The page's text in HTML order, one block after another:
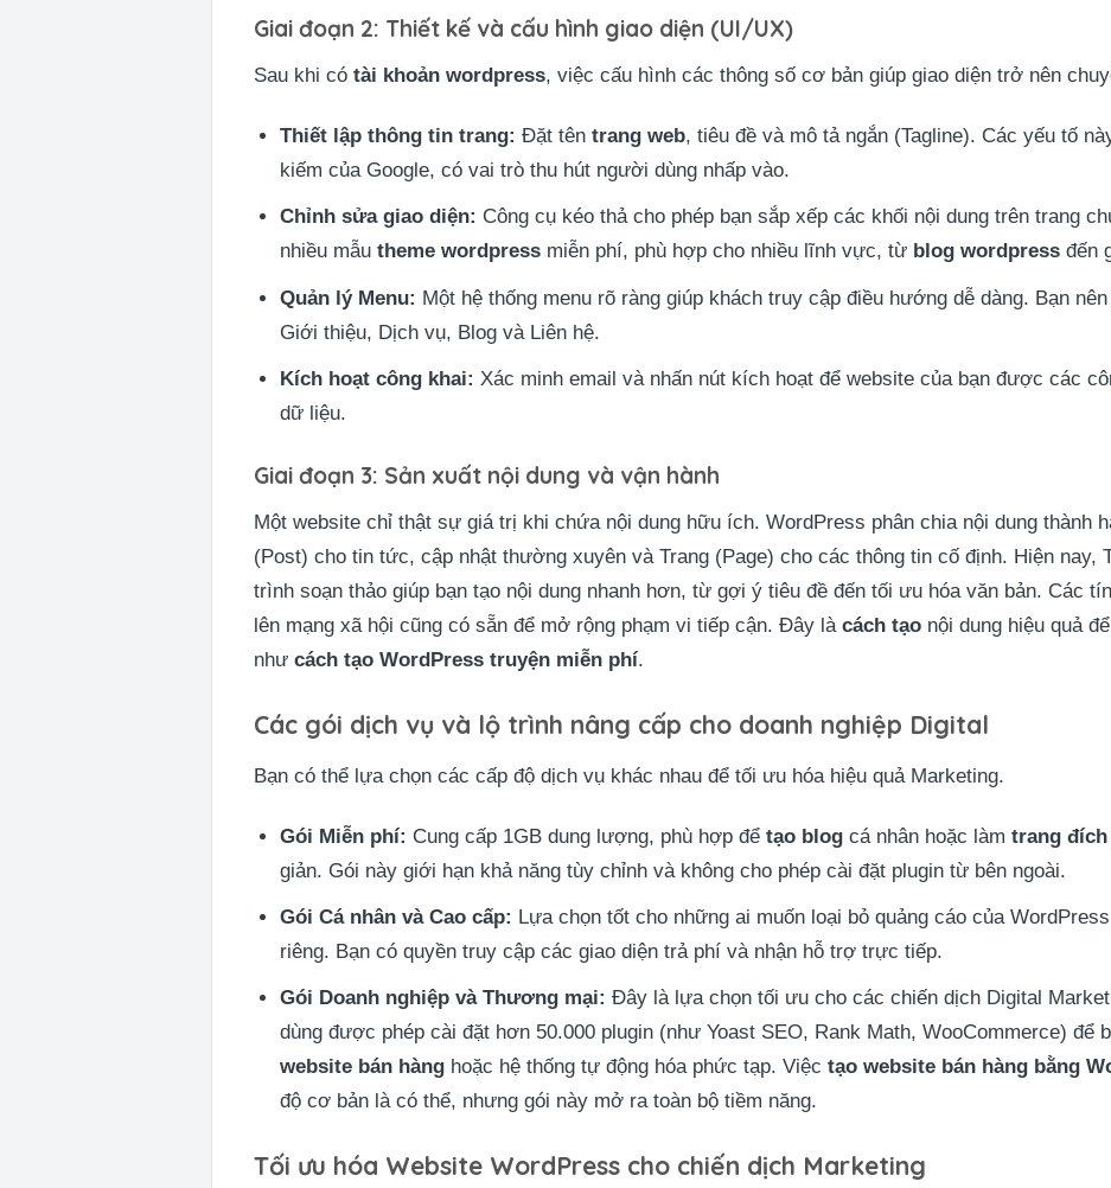
Giai đoạn 2: Thiết kế và cấu hình giao diện (UI/UX)
Sau khi cótài khoản wordpress, việc cấu hình các thông số cơ bản giúp giao diện trở nên
Thiết lập thông tin trang: Đặt têntrang web, tiêu đề và mô tả ngắn (Tagline). Các yếu tố
kiếm của Google, có vai trò thu hút người dùng nhấp vào.
Chỉnh sửa giao diện: Công cụ kéo thả cho phép bạn sắp xếp các khối nội dung trên trang
nhiều mẫutheme wordpress miễn phí, phù hợp cho nhiều lĩnh vực, từ blog wordpress đến
Quản lý Menu: Một hệ thống menu rõ ràng giúp khách truy cập điều hướng dễ dàng. Bạn
Giới thiệu, Dịch vụ, Blog và Liên hệ.
Kích hoạt công khai: Xác minh email và nhấn nút kích hoạt để website của bạn được các
dữ liệu.
Giai đoạn 3: Sản xuất nội dung và vận hành
Một website chỉ thật sự giá trị khi chứa nội dung hữu ích. WordPress phân chia nội dung thành
(Post) cho tin tức, cập nhật thường xuyên và Trang (Page) cho các thông tin cố định. Hiện nay,
trình soạn thảo giúp bạn tạo nội dung nhanh hơn, từ gợi ý tiêu đề đến tối ưu hóa văn bản. Các
lên mạng xã hội cũng có sẵn để mở rộng phạm vi tiếp cận. Đây làcách tạo nội dung hiệu quả
nhưcách tạo WordPress truyện miễn phí.
Các gói dịch vụ và lộ trình nâng cấp cho doanh nghiệp Digital
Bạn có thể lựa chọn các cấp độ dịch vụ khác nhau để tối ưu hóa hiệu quả Marketing.
Gói Miễn phí: Cung cấp 1GB dung lượng, phù hợp đểtạo blog cá nhân hoặc làmtrang đích
giản. Gói này giới hạn khả năng tùy chỉnh và không cho phép cài đặt plugin từ bên ngoài.
Gói Cá nhân và Cao cấp: Lựa chọn tốt cho những ai muốn loại bỏ quảng cáo của
riêng. Bạn có quyền truy cập các giao diện trả phí và nhận hỗ trợ trực tiếp.
Gói Doanh nghiệp và Thương mại: Đây là lựa chọn tối ưu cho các chiến dịch Digital
dùng được phép cài đặt hơn 50.000 plugin (như Yoast SEO, Rank Math, WooCommerce) để
website bán hàng hoặc hệ thống tự động hóa phức tạp. Việctạo website bán hàng bằng
độ cơ bản là có thể, nhưng gói này mở ra toàn bộ tiềm năng.
Tối ưu hóa Website WordPress cho chiến dịch Marketing